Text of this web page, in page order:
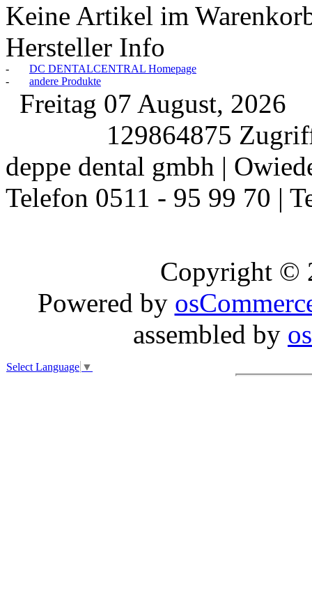
Keine Artikel im
Hersteller Info
-
DC DENTALCENTRAL Homepage
-
andere Produkte
Freitag 07 August, 2026
129864875
deppe dental gmbh |
Telefon 0511 - 95 99 70 |
Copyright ©
Powered by
assembled by
Select Language ▼